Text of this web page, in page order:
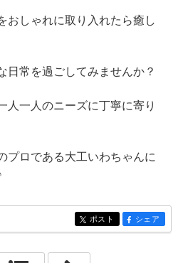
おしゃれに取り入れたら癒し
日常を過ごしてみませんか？
人一人のニーズに丁寧に寄り
プロである大工いわちゃんに
entry292
ポスト entry292
シェア
2024年8月26日」